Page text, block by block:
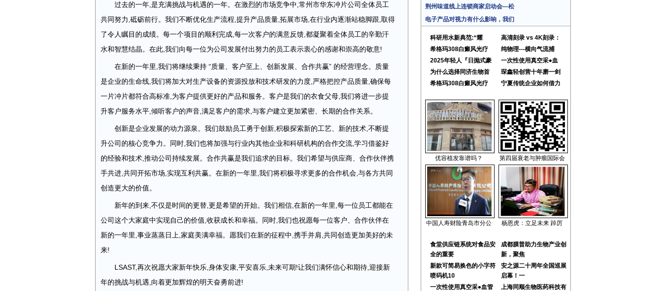
过去的一年,是充满挑战与机遇的一年。在激烈的市场竞争中,常州市华东冲片公司全体员工
共同努力,砥砺前行。我们不断优化生产流程,提升产品质量,拓展市场,在行业内逐渐站稳脚跟,取得
了令人瞩目的成绩。每一个项目的顺利完成,每一次客户的满意反馈,都凝聚着全体员工的辛勤汗
水和智慧结晶。在此,我们向每一位为公司发展付出努力的员工表示衷心的感谢和崇高的敬意!
在新的一年里,我们将继续秉持 “质量、客户至上、创新发展、合作共赢” 的经营理念。质量
是企业的生命线,我们将加大对生产设备的资源投放和技术研发的力度,严格把控产品质量,确保每
一片冲片都符合高标准,为客户提供更好的产品和服务。客户是我们的衣食父母,我们将进一步提
升客户服务水平,倾听客户的声音,满足客户的需求,与客户建立更加紧密、长期的合作关系。
创新是企业发展的动力源泉。我们鼓励员工勇于创新,积极探索新的工艺、新的技术,不断提
升公司的核心竞争力。同时,我们也将加强与行业内其他企业和科研机构的合作交流,学习借鉴好
的经验和技术,推动公司持续发展。合作共赢是我们追求的目标。我们希望与供应商、合作伙伴携
手共进,共同开拓市场,实现互利共赢。在新的一年里,我们将积极寻求更多的合作机会,与各方共同
创造更大的价值。
新年的到来,不仅是时间的更替,更是希望的开始。我们相信,在新的一年里,每一位员工都能在
公司这个大家庭中实现自己的价值,收获成长和幸福。同时,我们也祝愿每一位客户、合作伙伴在
新的一年里,事业蒸蒸日上,家庭美满幸福。愿我们在新的征程中,携手并肩,共同创造更加美好的未
来!
LSAST,再次祝愿大家新年快乐,身体安康,平安喜乐,未来可期!让我们满怀信心和期待,迎接新
年的挑战与机遇,向着更加辉煌的明天奋勇前进!
荆州味道线上连锁商家启动会—松
电子产品对视力有什么影响，我们
科研用水新典范:“耀
高清刻录 vs 4K刻录：
希格玛308白癜风光疗
纯物理---横向气流捕
2025年轻人『日抛式豪
一次性使用真空采●血
为什么选择同济生物首
琛鑫轻创营十年磨一剑
希格玛308白癜风光疗
宁夏传统企业如何借力
优容植发靠谱吗？ 第四届衰老与肿瘤国际会
中国人寿财险青岛市分公 杨恩虎：立足未来 踔厉
食堂供应链系统对食品安
全的重要
成都膜普助力生物产业创
新，聚焦
新款可简易换色的小字符
喷码机10
安之源二十周年全国巡展
启幕！一
一次性使用真空采●血管
上海同顺生物医药科技有